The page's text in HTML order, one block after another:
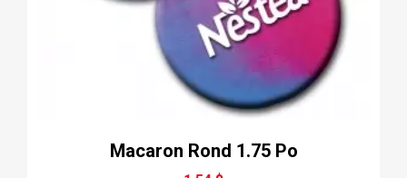
Macaron Rond 1.75 Po